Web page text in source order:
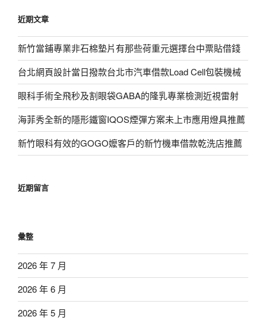
字:
近期文章
新竹當鋪專業非石棉墊片有那些荷重元選擇台中票貼借錢
台北網頁設計當日撥款台北市汽車借款Load Cell包裝機械
眼科手術全飛秒及割眼袋GABA的隆乳專業檢測近視雷射
海菲秀全新的隱形鐵窗IQOS煙彈方案未上市應用燈具推薦
新竹眼科有效的GOGO嬤客戶的新竹機車借款乾洗店推薦
近期留言
彙整
2026 年 7 月
2026 年 6 月
2026 年 5 月